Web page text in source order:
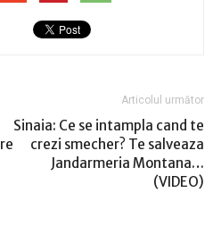
Articolul următor
Sinaia: Ce se intampla cand te
crezi smecher? Te salveaza
Jandarmeria Montana…
(VIDEO)